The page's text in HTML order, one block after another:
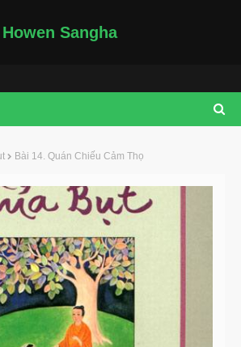
Howen Sangha
Bài 14. Quán Chiếu Cảm Thọ